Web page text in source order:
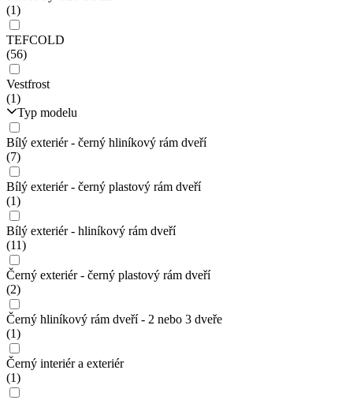
(1)
TEFCOLD
(56)
Vestfrost
(1)
Typ modelu
Bílý exteriér - černý hliníkový rám dveří
(7)
Bílý exteriér - černý plastový rám dveří
(1)
Bílý exteriér - hliníkový rám dveří
(11)
Černý exteriér - černý plastový rám dveří
(2)
Černý hliníkový rám dveří - 2 nebo 3 dveře
(1)
Černý interiér a exteriér
(1)